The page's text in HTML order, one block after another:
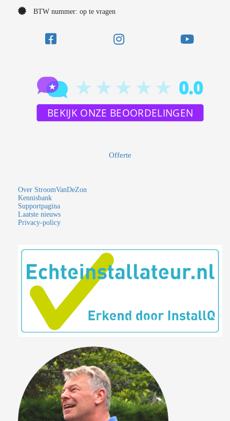
BTW nummer: op te vragen
Offerte
Over StroomVanDeZon
Kennisbank
Supportpagina
Laatste nieuws
Privacy-policy